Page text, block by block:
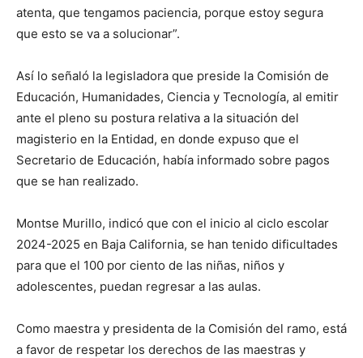
atenta, que tengamos paciencia, porque estoy segura
que esto se va a solucionar”.
Así lo señaló la legisladora que preside la Comisión de
Educación, Humanidades, Ciencia y Tecnología, al emitir
ante el pleno su postura relativa a la situación del
magisterio en la Entidad, en donde expuso que el
Secretario de Educación, había informado sobre pagos
que se han realizado.
Montse Murillo, indicó que con el inicio al ciclo escolar
2024-2025 en Baja California, se han tenido dificultades
para que el 100 por ciento de las niñas, niños y
adolescentes, puedan regresar a las aulas.
Como maestra y presidenta de la Comisión del ramo, está
a favor de respetar los derechos de las maestras y